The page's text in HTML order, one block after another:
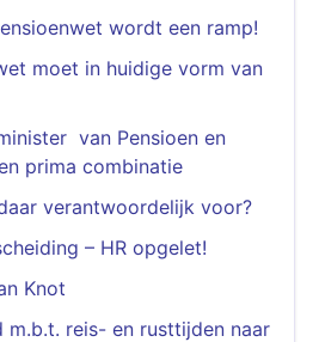
wordt een ramp!
moet in huidige vorm van
van Pensioen en
prima combinatie
verantwoordelijk voor?
– HR opgelet!
Knot
m.b.t. reis- en rusttijden naar